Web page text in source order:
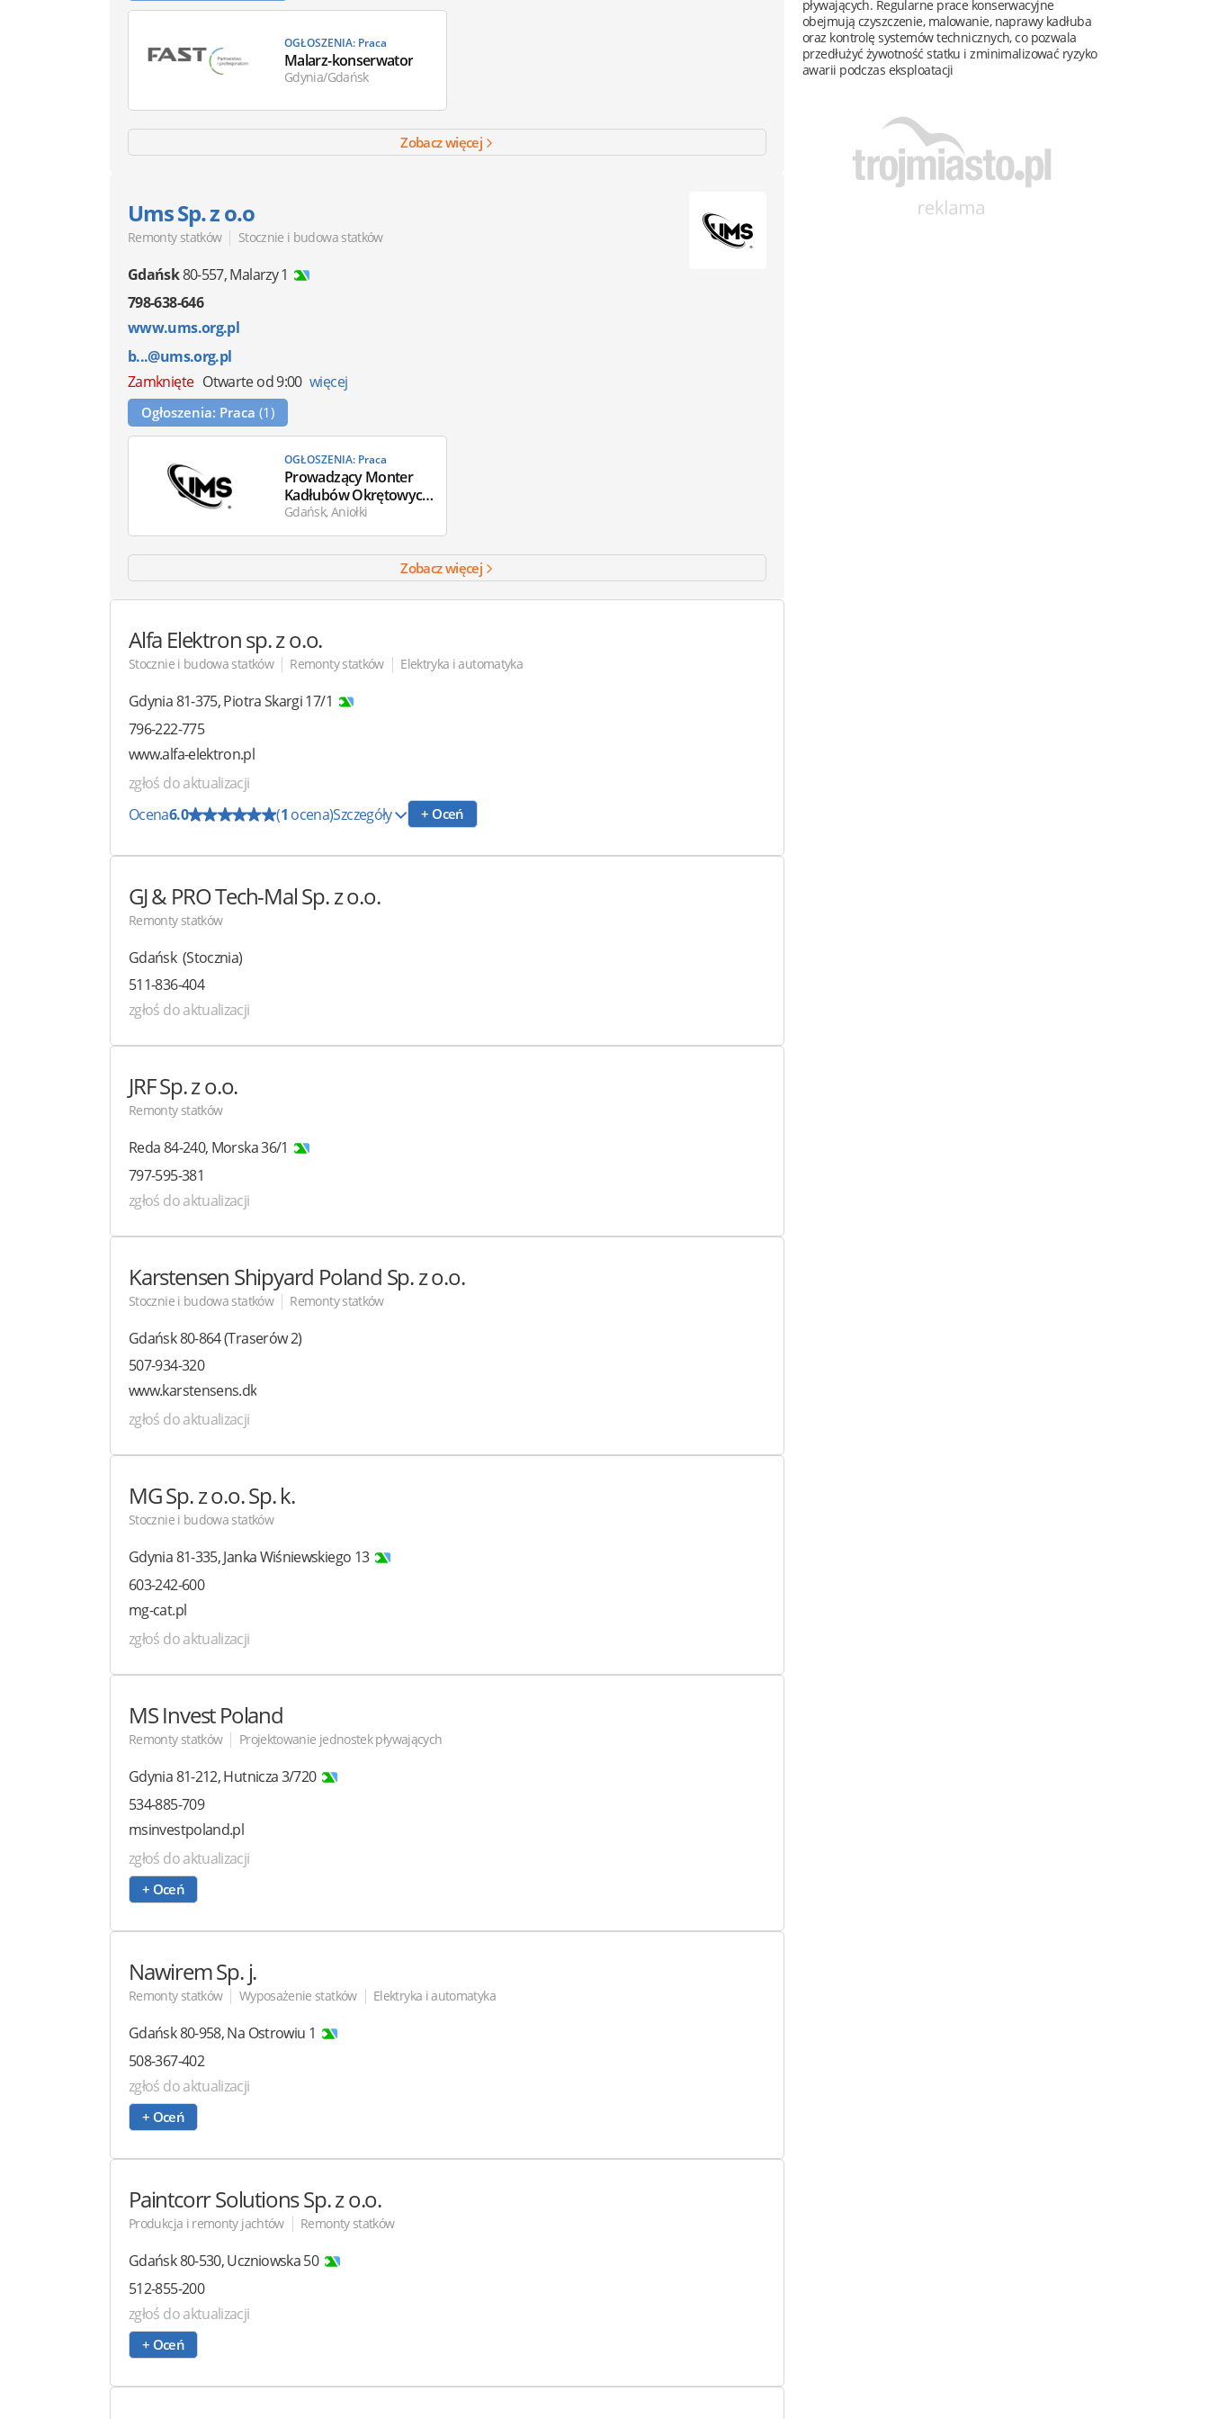
OGŁOSZENIA: Praca
Malarz-konserwator
Gdynia/Gdańsk
Zobacz więcej
Ums Sp. z o.o
Remonty statków | Stocznie i budowa statków
Gdańsk80-557,Malarzy 1
798-638-646
www.ums.org.pl
b...@ums.org.pl
Zamknięte Otwarte od 9:00 więcej
Ogłoszenia: Praca (1)
OGŁOSZENIA: Praca
Prowadzący Monter
Kadłubów Okrętowych
z Rysunkiem
Gdańsk, Aniołki
Zobacz więcej
Alfa Elektronsp. z o.o.
Stocznie i budowa statków | Remonty statków | Elektryka i automatyka
Gdynia81-375,Piotra Skargi 17/1
796-222-775
www.alfa-elektron.pl
zgłoś do aktualizacji
Ocena6.0 (1 ocena)Szczegóły + Oceń
GJ & PRO Tech-MalSp. z o.o.
Remonty statków
Gdańsk (Stocznia)
511-836-404
zgłoś do aktualizacji
JRFSp. z o.o.
Remonty statków
Reda84-240, Morska 36/1
797-595-381
zgłoś do aktualizacji
Karstensen Shipyard Poland Sp. z o.o.
Stocznie i budowa statków | Remonty statków
Gdańsk80-864(Traserów 2)
507-934-320
www.karstensens.dk
zgłoś do aktualizacji
MGSp. z o.o. Sp. k.
Stocznie i budowa statków
Gdynia81-335,Janka Wiśniewskiego 13
603-242-600
mg-cat.pl
zgłoś do aktualizacji
MS Invest Poland
Remonty statków | Projektowanie jednostek pływających
Gdynia81-212,Hutnicza 3/720
534-885-709
msinvestpoland.pl
zgłoś do aktualizacji
+ Oceń
NawiremSp. j.
Remonty statków | Wyposażenie statków | Elektryka i automatyka
Gdańsk80-958,Na Ostrowiu 1
508-367-402
zgłoś do aktualizacji
+ Oceń
Paintcorr SolutionsSp. z o.o.
Produkcja i remonty jachtów | Remonty statków
Gdańsk80-530,Uczniowska 50
512-855-200
zgłoś do aktualizacji
+ Oceń
pływających. Regularne prace konserwacyjne
obejmują czyszczenie, malowanie, naprawy kadłuba
oraz kontrolę systemów technicznych, co pozwala
przedłużyć żywotność statku i zminimalizować ryzyko
awarii podczas eksploatacji